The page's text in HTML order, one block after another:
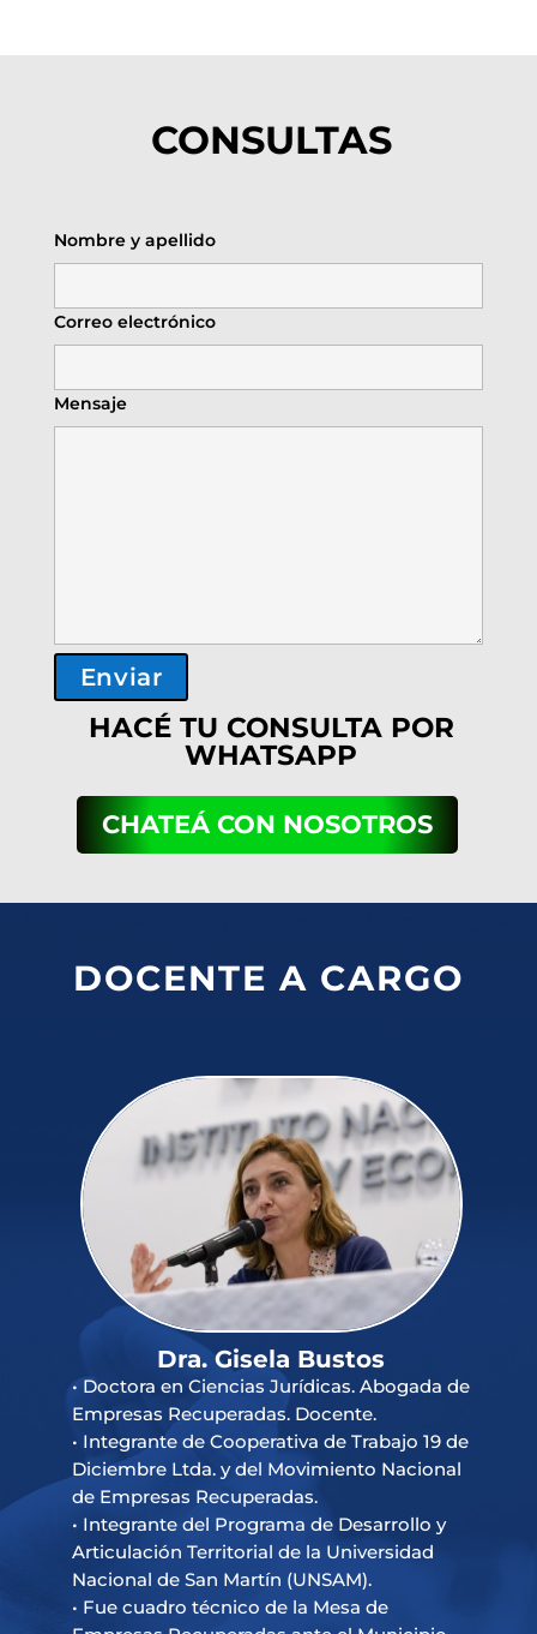
CONSULTAS
Nombre y apellido
Correo electrónico
Mensaje
HACÉ TU CONSULTA POR
WHATSAPP
CHATEÁ CON NOSOTROS
DOCENTE A CARGO
Dra. Gisela Bustos
• Doctora en Ciencias Jurídicas. Abogada de
Empresas Recuperadas. Docente.
• Integrante de Cooperativa de Trabajo 19 de
Diciembre Ltda. y del Movimiento Nacional
de Empresas Recuperadas.
• Integrante del Programa de Desarrollo y
Articulación Territorial de la Universidad
Nacional de San Martín (UNSAM).
• Fue cuadro técnico de la Mesa de